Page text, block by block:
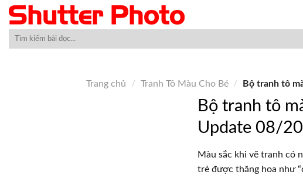
Skip
content
Trang chủ / Tranh Tô Màu Cho Bé / Bộ tranh tô
Bộ tranh tô
Update 08/
Màu sắc khi vẽ tranh có
trẻ được thăng hoa như